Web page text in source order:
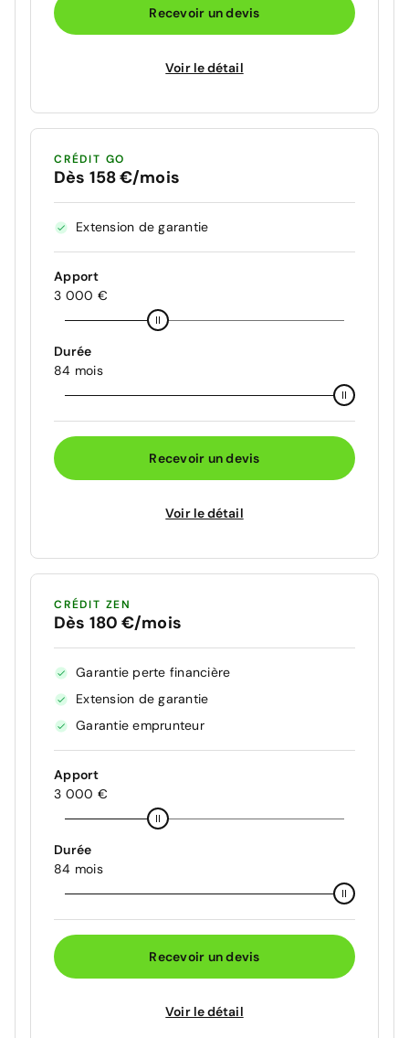
Recevoir un devis
Voir le détail
CRÉDIT GO
Dès 158 €/mois
Extension de garantie
Apport
3 000 €
Durée
84 mois
Recevoir un devis
Voir le détail
CRÉDIT ZEN
Dès 180 €/mois
Garantie perte financière
Extension de garantie
Garantie emprunteur
Apport
3 000 €
Durée
84 mois
Recevoir un devis
Voir le détail